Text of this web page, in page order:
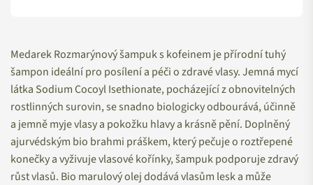
Medarek Rozmarýnový šampuk s kofeinem je přírodní tuhý
šampon ideální pro posílení a péči o zdravé vlasy. Jemná mycí
látka Sodium Cocoyl Isethionate, pocházející z obnovitelných
rostlinných surovin, se snadno biologicky odbourává, účinně
a jemně myje vlasy a pokožku hlavy a krásně pění. Doplněný
ajurvédským bio brahmi práškem, který pečuje o roztřepené
konečky a vyživuje vlasové kořínky, šampuk podporuje zdravý
růst vlasů. Bio marulový olej dodává vlasům lesk a může